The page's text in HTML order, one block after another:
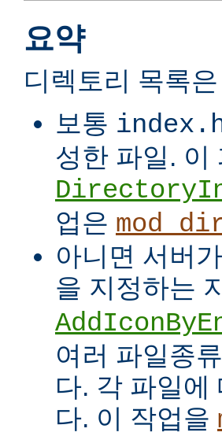
요약
디렉토리 목록
보통
성한 파일. 이
업은
아니면 서버
을 지정하는
여러 파일종
다. 각 파일에
다. 이 작업을